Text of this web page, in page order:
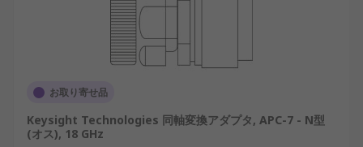
お取り寄せ品
Keysight Technologies 同軸変換アダプタ, APC-7 - N型
(オス), 18 GHz